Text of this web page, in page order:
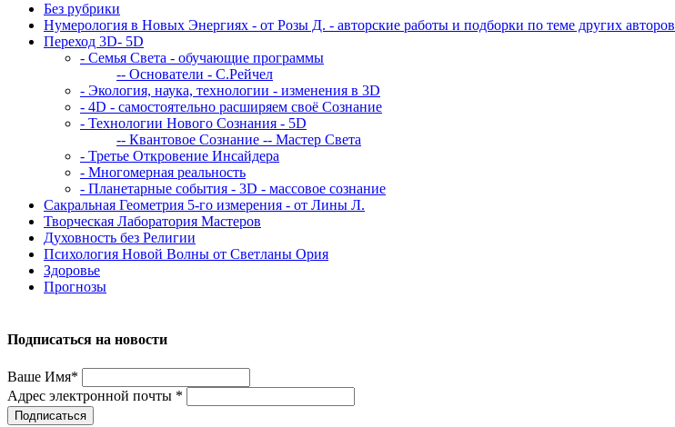
Без рубрики
Нумерология в Новых Энергиях - от Розы Д. - авторские работы и подборки по теме других авторов
Переход 3D- 5D
- Семья Света - обучающие программы
-- Основатели - С.Рейчел
- Экология, наука, технологии - изменения в 3D
- 4D - самостоятельно расширяем своё Сознание
- Технологии Нового Сознания - 5D
-- Квантовое Сознание -- Мастер Света
- Третье Откровение Инсайдера
- Многомерная реальность
- Планетарные события - 3D - массовое сознание
Сакральная Геометрия 5-го измерения - от Лины Л.
Творческая Лаборатория Мастеров
Духовность без Религии
Психология Новой Волны от Светланы Ория
Здоровье
Прогнозы
Подписаться на новости
Ваше Имя*
Адрес электронной почты *
Подписаться